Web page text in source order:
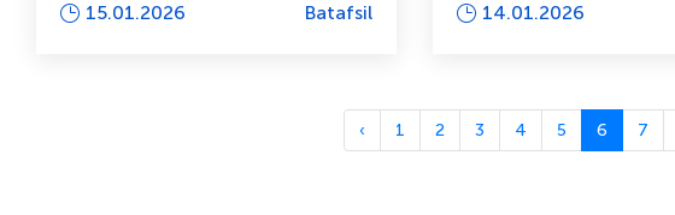
15.01.2026 Batafsil 14.01.2026
‹ 1 2 3 4 5 6 7